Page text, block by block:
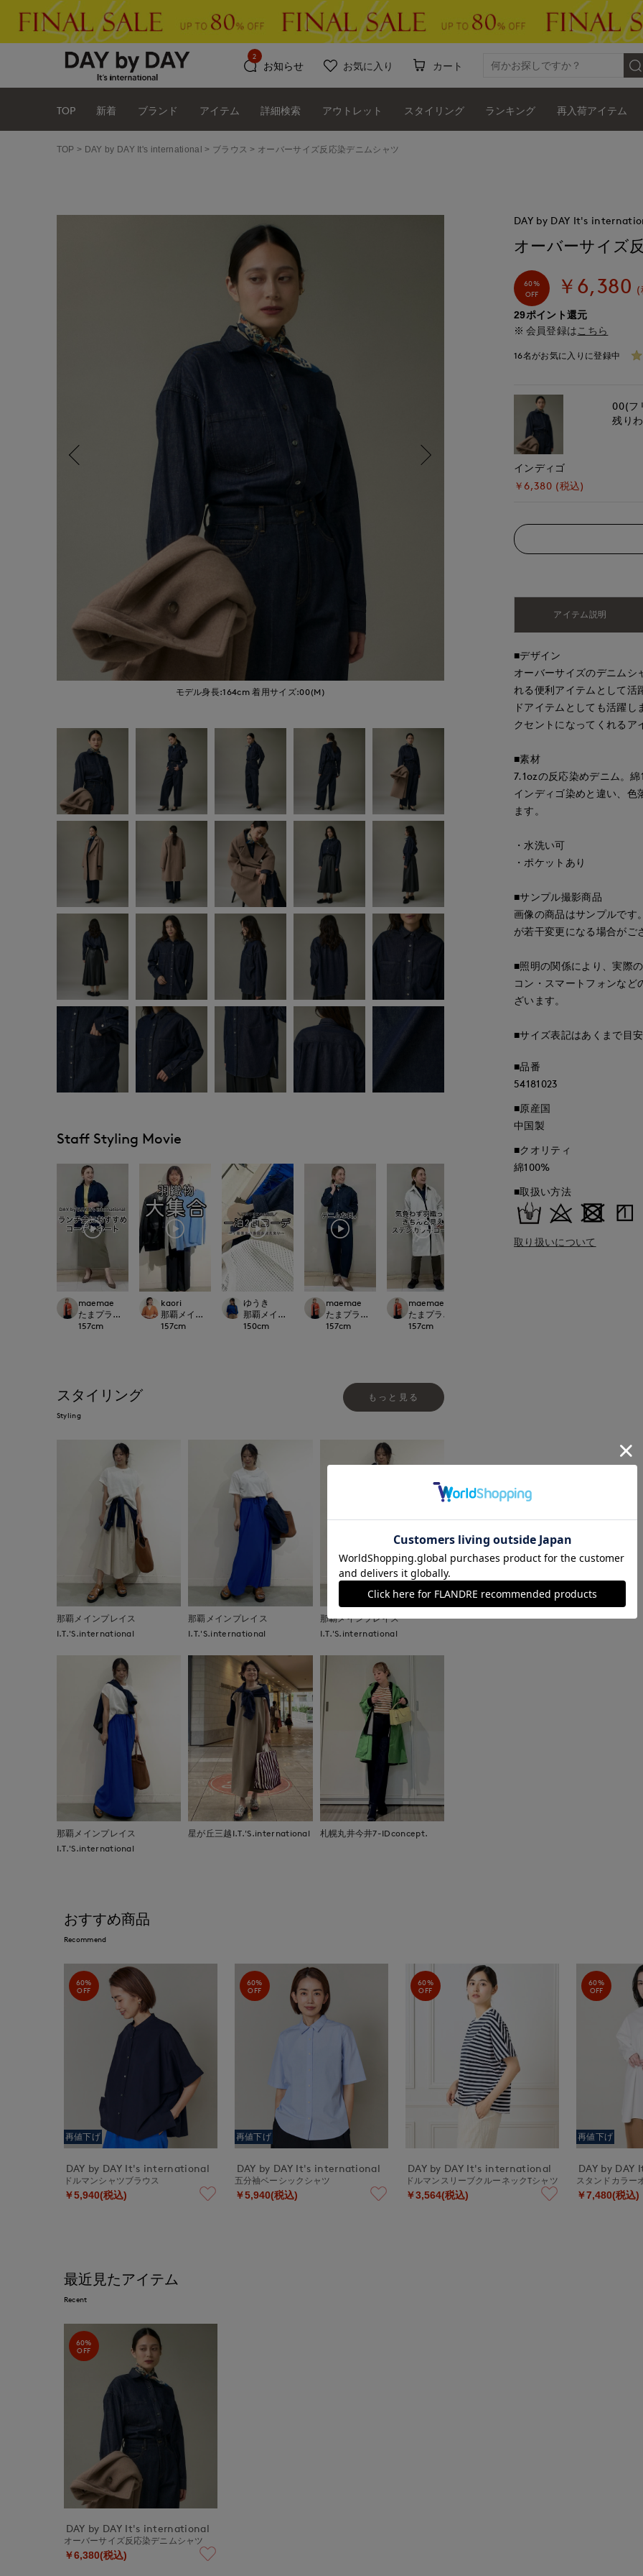
お知らせ
2
お気に入り カート
TOP 新着 ブランド アイテム 詳細検索 アウトレット スタイリング ランキング 再入荷アイテム
TOP DAY by DAY It's international ブラウス オーバーサイズ反応染デニムシャツ
モデル身長:164cm 着用サイズ:00(M)
Staff Styling Movie
maemae
たまプラーザ東急I.T.'S.international
157cm
kaori
那覇メインプレイスI.T.'S.international
157cm
ゆうき
那覇メインプレイスI.T.'S.international
150cm
maemae
たまプラーザ東急I.T.'S.international
157cm
maemae
たまプラーザ東急I.T.'S.international
157cm
スタイリング
Styling
もっと見る
那覇メインプレイス
I.T.'S.international
那覇メインプレイス
I.T.'S.international
那覇メインプレイス
I.T.'S.international
那覇メインプレイス
I.T.'S.international
星が丘三越I.T.'S.international 札幌丸井今井7-IDconcept.
DAY by DAY It's
オーバーサイズ
60%
OFF
￥6,380 (
29ポイント還元
会員登録は こちら
16名がお気に入りに登録中
インディゴ
￥6,380 (税込)
00(フ
残り
アイテム説明
■デザイン
オーバーサイズのデニムシ
れる便利アイテムとして活
ドアイテムとしても活躍
クセントになってくれるア
■素材
7.1ozの反応染めデニム。
インディゴ染めと違い、色
ます。
・水洗い可
・ポケットあり
■サンプル撮影商品
画像の商品はサンプルです
が若干変更になる場合がご
■照明の関係により、実際
コン・スマートフォンなど
ざいます。
■サイズ表記はあくまで目安
■品番
54181023
■原産国
中国製
■クオリティ
綿100%
■取扱い方法
取り扱いについて
おすすめ商品
Recommend
60%
OFF
再値下げ
DAY by DAY It's international
ドルマンシャツブラウス
￥5,940(税込)
60%
OFF
再値下げ
DAY by DAY It's international
五分袖ベーシックシャツ
￥5,940(税込)
60%
OFF
DAY by DAY It's international
ドルマンスリーブクルーネックTシャツ
￥3,564(税込)
60%
OFF
再値下げ
DAY by
スタンドカラー
￥7,480(税込)
最近見たアイテム
Recent
60%
OFF
DAY by DAY It's international
オーバーサイズ反応染デニムシャツ
￥6,380(税込)